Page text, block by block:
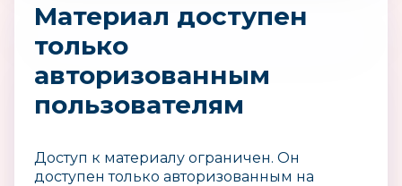
Материал доступен
только
авторизованным
пользователям
Доступ к материалу ограничен. Он
доступен только авторизованным на